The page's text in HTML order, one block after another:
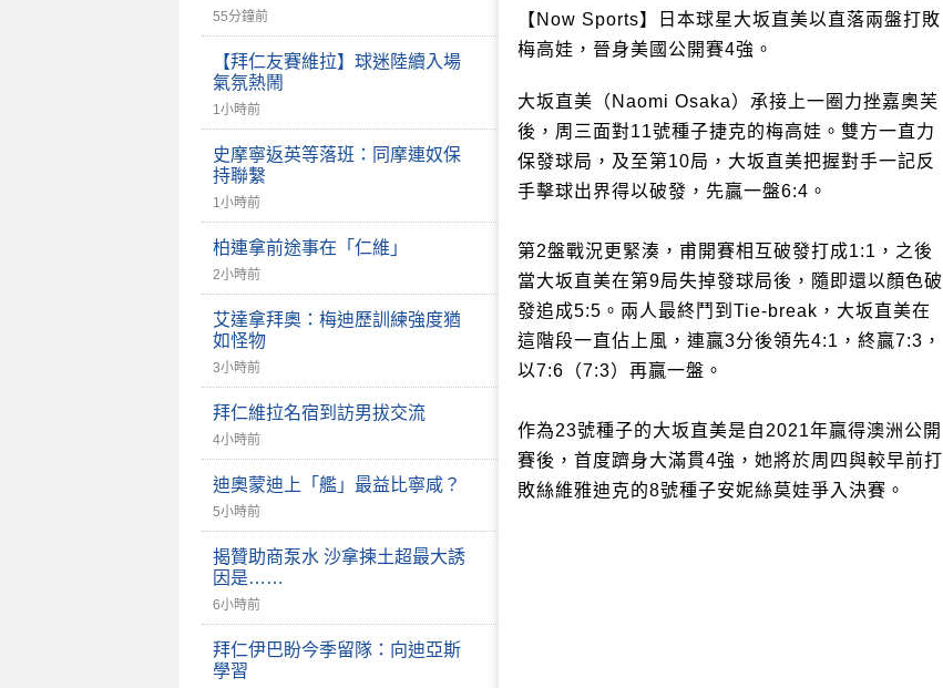
55分鐘前
【拜仁友賽維拉】球迷陸續入場
氣氛熱鬧
1小時前
史摩寧返英等落班：同摩連奴保
持聯繫
1小時前
柏連拿前途事在「仁維」
2小時前
艾達拿拜奧：梅迪歷訓練強度猶
如怪物
3小時前
拜仁維拉名宿到訪男拔交流
4小時前
迪奧蒙迪上「艦」最益比寧咸？
5小時前
揭贊助商泵水 沙拿揀土超最大誘
因是……
6小時前
拜仁伊巴盼今季留隊：向迪亞斯
學習
【Now Sports】日本球星大坂直美以直落兩盤打敗
梅高娃，晉身美國公開賽4強。
大坂直美（Naomi Osaka）承接上一圈力挫嘉奧芙
後，周三面對11號種子捷克的梅高娃。雙方一直力
保發球局，及至第10局，大坂直美把握對手一記反
手擊球出界得以破發，先贏一盤6:4。
第2盤戰況更緊湊，甫開賽相互破發打成1:1，之後
當大坂直美在第9局失掉發球局後，隨即還以顏色破
發追成5:5。兩人最終鬥到Tie-break，大坂直美在
這階段一直佔上風，連贏3分後領先4:1，終贏7:3，
以7:6（7:3）再贏一盤。
作為23號種子的大坂直美是自2021年贏得澳洲公開
賽後，首度躋身大滿貫4強，她將於周四與較早前打
敗絲維雅迪克的8號種子安妮絲莫娃爭入決賽。